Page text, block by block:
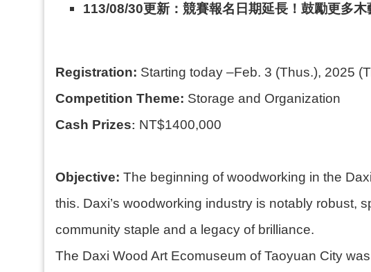
113/08/30更新 ：競賽報名日期延長！鼓勵更多
Registration: Starting today –Feb. 3 (Thus.), 2025
Competition Theme: Storage and Organization
Cash Prizes: NT$1400,000
Objective: The beginning of woodworking in the
this. Daxi’s woodworking industry is notably robust,
community staple and a legacy of brilliance.
The Daxi Wood Art Ecomuseum of Taoyuan City